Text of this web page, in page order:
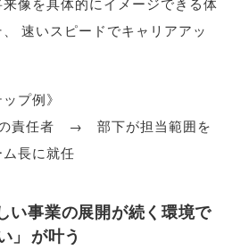
速いスピードでキャリアアッ
プ例》
の責任者 → 部下が担当範囲を
長に就任
い事業の展開が続く環境で
」 が叶う